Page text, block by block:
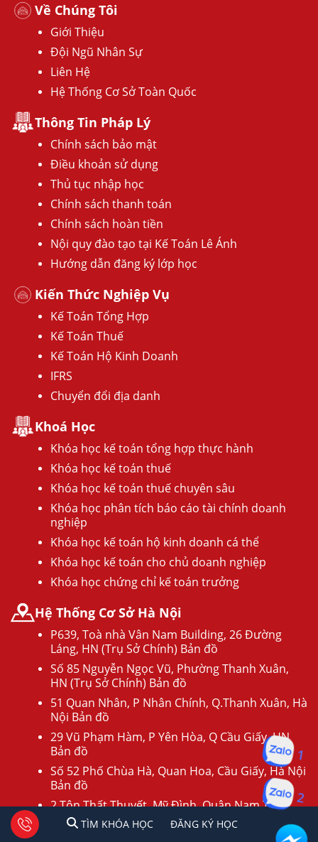
Về Chúng Tôi
Giới Thiệu
Đội Ngũ Nhân Sự
Liên Hệ
Hệ Thống Cơ Sở Toàn Quốc
Thông Tin Pháp Lý
Chính sách bảo mật
Điều khoản sử dụng
Thủ tục nhập học
Chính sách thanh toán
Chính sách hoàn tiền
Nội quy đào tạo tại Kế Toán Lê Ánh
Hướng dẫn đăng ký lớp học
Kiến Thức Nghiệp Vụ
Kế Toán Tổng Hợp
Kế Toán Thuế
Kế Toán Hộ Kinh Doanh
IFRS
Chuyển đổi địa danh
Khoá Học
Khóa học kế toán tổng hợp thực hành
Khóa học kế toán thuế
Khóa học kế toán thuế chuyên sâu
Khóa học phân tích báo cáo tài chính doanh
nghiệp
Khóa học kế toán hộ kinh doanh cá thể
Khóa học kế toán cho chủ doanh nghiệp
Khóa học chứng chỉ kế toán trưởng
Hệ Thống Cơ Sở Hà Nội
P639, Toà nhà Vân Nam Building, 26 Đường
Láng, HN (Trụ Sở Chính) Bản đồ
Số 85 Nguyễn Ngọc Vũ, Phường Thanh Xuân,
HN (Trụ Sở Chính) Bản đồ
51 Quan Nhân, P Nhân Chính, Q.Thanh Xuân, Hà
Nội Bản đồ
29 Vũ Phạm Hàm, P Yên Hòa, Q Cầu Giấy, HN
Bản đồ
Số 52 Phố Chùa Hà, Quan Hoa, Cầu Giấy, Hà Nội
Bản đồ
2 Tôn Thất Thuyết, Mỹ Đình, Quận Nam Từ
Liêm, Hà Nội Bản đồ
TÌM KHÓA HỌC ĐĂNG KÍ HỌC
1 2 Tư vấn facebook
TÌM KHÓA HỌC ĐĂNG KÝ HỌC
1
2